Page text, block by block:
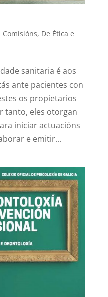
Comisións, De Ética e
sanitaria é aos
ante pacientes con
os propietarios
tanto, eles otorgan
iniciar actuacións
e emitir...